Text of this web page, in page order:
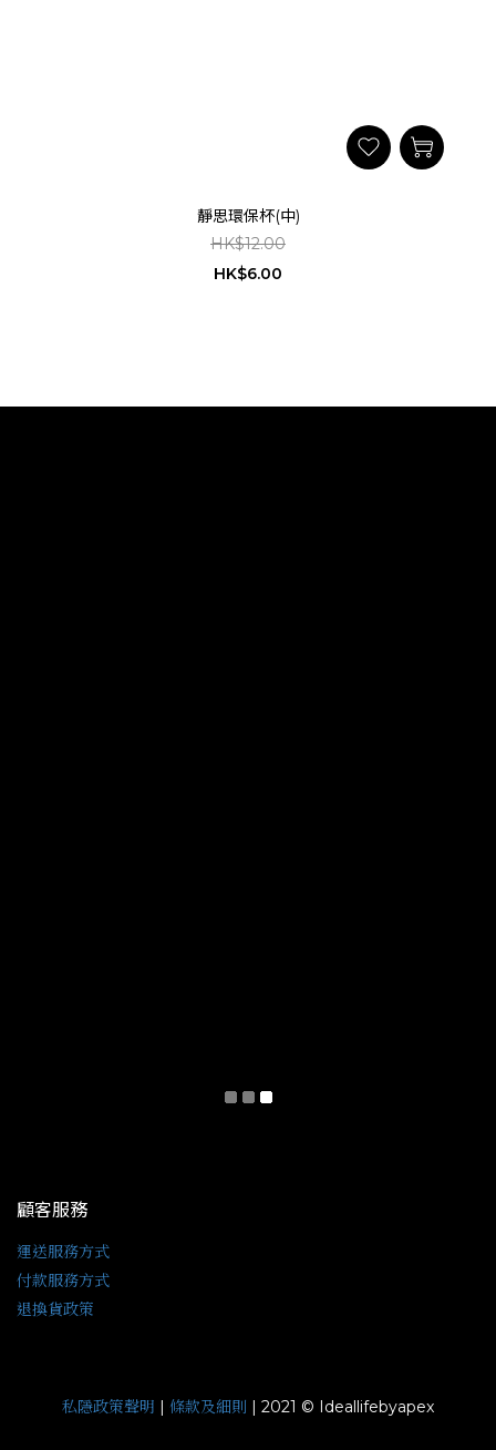
靜思環保杯(中)
HK$12.00
HK$6.00
顧客服務
運送服務方式
付款服務方式
退換貨政策
私隱政策聲明 | 條款及細則 | 2021 © Ideallifebyapex